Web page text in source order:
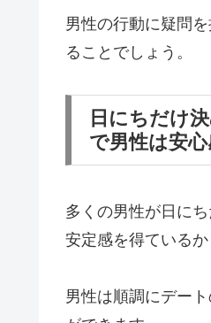
男性の行動に疑問
ることでしょう。
日にちだけ
で男性は安
多くの男性が日に
安定感を得ているか
男性は順調にデー